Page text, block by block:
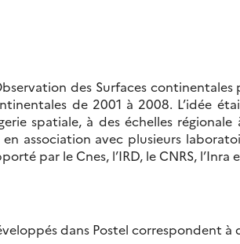
des Surfaces
de 2001 à 2008. L’idée
spatiale, à des échelles
en association avec plusieurs
par le Cnes, l’IRD, le CNRS, l’Inra
dans Postel correspondent à